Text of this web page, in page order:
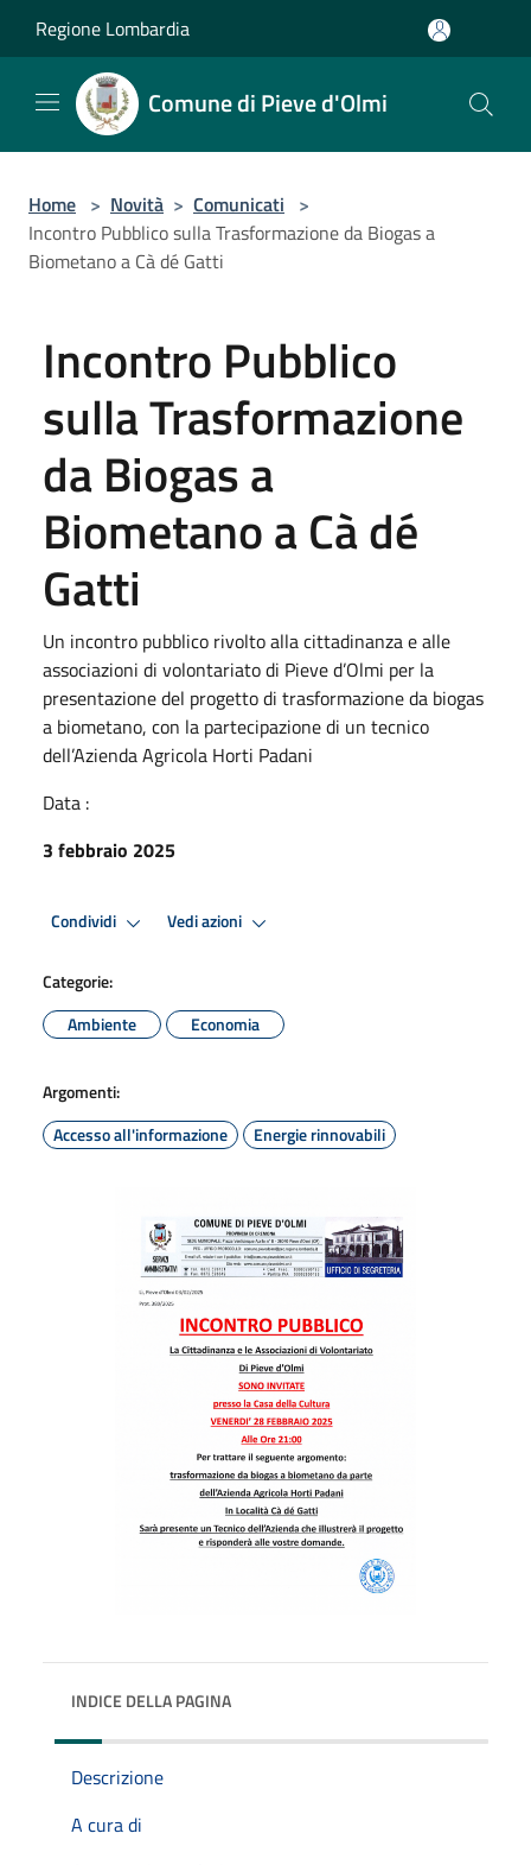
Regione Lombardia
Comune di Pieve d'Olmi
Home > Novità > Comunicati >
Incontro Pubblico sulla Trasformazione da Biogas a
Biometano a Cà dé Gatti
Incontro Pubblico
sulla Trasformazione
da Biogas a
Biometano a Cà dé
Gatti
Un incontro pubblico rivolto alla cittadinanza e alle
associazioni di volontariato di Pieve d’Olmi per la
presentazione del progetto di trasformazione da biogas
a biometano, con la partecipazione di un tecnico
dell’Azienda Agricola Horti Padani
Data :
3 febbraio 2025
Condividi Vedi azioni
Categorie:
Ambiente
Economia
Argomenti:
Accesso all'informazione
Energie rinnovabili
INDICE DELLA PAGINA
Descrizione
A cura di